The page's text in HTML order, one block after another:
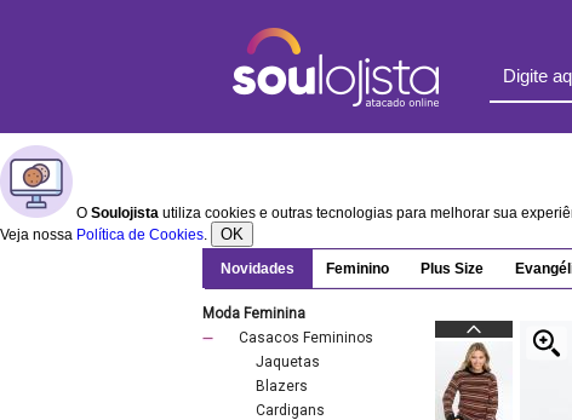
O Soulojista utiliza cookies e outras tecnologias para melhorar sua
Veja nossa Política de Cookies. OK
Novidades Feminino Plus Size
Moda Feminina
Casacos Femininos
Jaquetas
Blazers
Cardigans